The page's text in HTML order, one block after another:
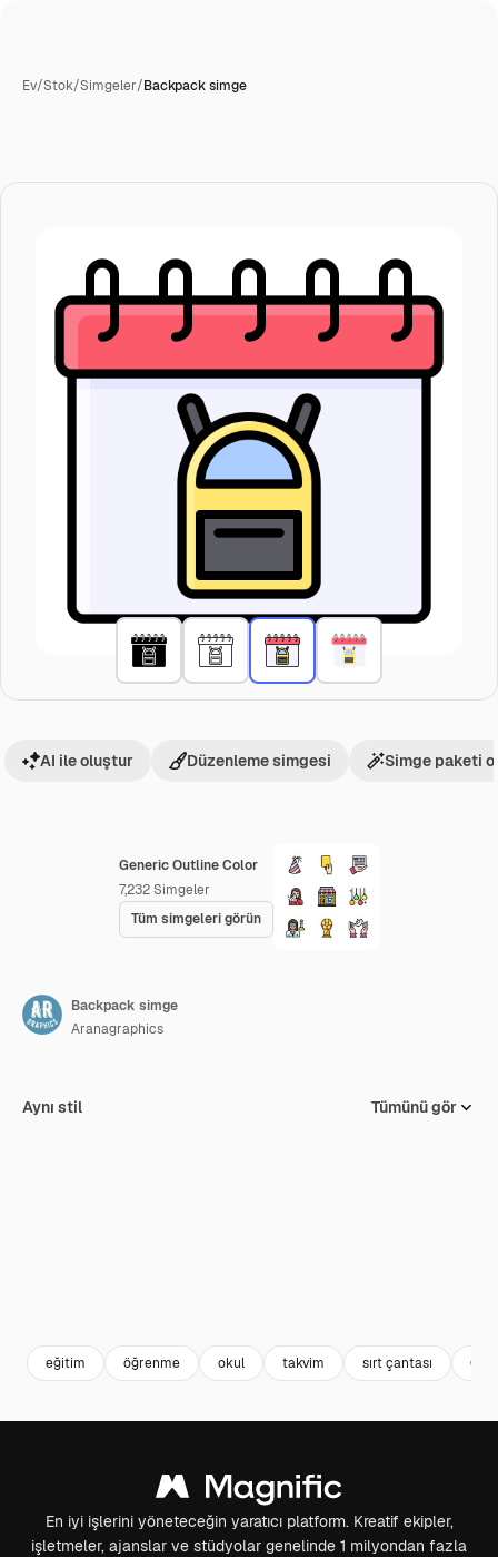
Ev/Stok/Simgeler/Backpack simge
Generic Outline Color
7,232 Simgeler
Tüm simgeleri görün
AI ile oluştur Düzenleme simgesi Simge paketi
Backpack simge
Aranagraphics
Aynı stil Tümünü gör
eğitim öğrenme okul takvim sırt çantası
En iyi işlerini yöneteceğin yaratıcı platform. Kreatif ekipler,
işletmeler, ajanslar ve stüdyolar genelinde 1 milyondan fazla